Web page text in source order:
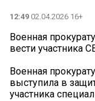
12:49 02.04.2026 16+
Военная
вести участника
Военная
выступила в
участника